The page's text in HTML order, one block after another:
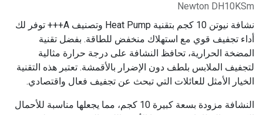
Newton DH10KSm
نشافة نيوتن 10 كجم بتقنية Heat Pump وتصنيف A+++ توفر لك
أداء تجفيف قوي مع استهلاك منخفض للطاقة. بفضل تقنية
المضخة الحرارية، تحافظ النشافة على درجة حرارة مثالية
لتجفيف الملابس بلطف دون الإضرار بالأقمشة. تعتبر هذه التقنية
الخيار الأمثل للعائلات التي تبحث عن تجفيف فعال واقتصادي.
النشافة مزودة بسعة كبيرة 10 كجم، مما يجعلها مناسبة للأحمال